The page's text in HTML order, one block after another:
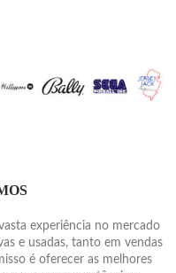
experiência no mercado
e usadas, tanto em vendas
é oferecer as melhores